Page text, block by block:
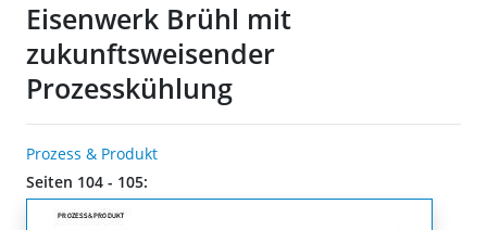
Eisenwerk Brühl mit
zukunftsweisender
Prozesskühlung
Prozess & Produkt
Seiten 104 - 105: